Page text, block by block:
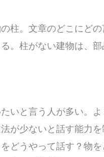
柱。文章のどこにどの
。柱がない建物は、部
いと言う人が多い。よ
が少ないと話す能力を
どうやって話す？物を